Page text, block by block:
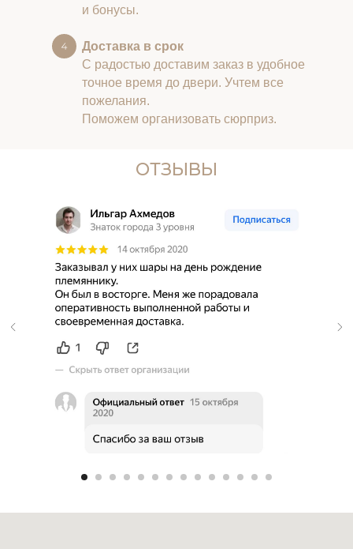
и бонусы.
Доставка в срок
С радостью доставим заказ в удобное
точное время до двери. Учтем все
пожелания.
Поможем организовать сюрприз.
ОТЗЫВЫ